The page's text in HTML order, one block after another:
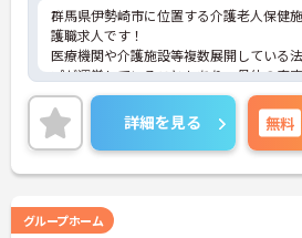
群馬県伊勢崎市に位置する介護老人保健
護職求人です！
医療機関や介護施設等複数展開している
プが運営していることもあり、母体の安
です◎
また家族手当・皆勤手当などの各種手当が
いる上に、4.5ヶ月分の賞与支給実績もご
残業時間も0～10時間と少なく、プライ
間を大切にできます♪
詳細を見る 無料
グループホーム